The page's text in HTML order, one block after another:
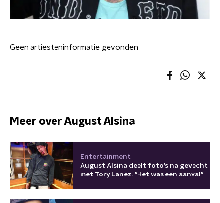
Geen artiesteninformatie gevonden
Meer over August Alsina
Entertainment
August Alsina deelt foto's na gevecht
met Tory Lanez: "Het was een aanval"